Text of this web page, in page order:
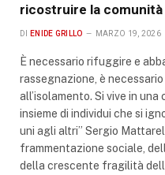
ricostruire la comunità
DI ENIDE GRILLO MARZO 19, 2026
È necessario rifuggire e
rassegnazione, è
all’isolamento. Si vive in
insieme di individui che si
uni agli altri” Sergio
frammentazione sociale,
della crescente fragilità